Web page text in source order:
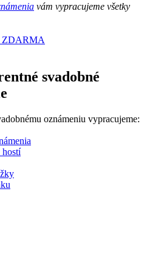
vám vypracujeme všetky
svadobné
oznámeniu vypracujeme:
hostí